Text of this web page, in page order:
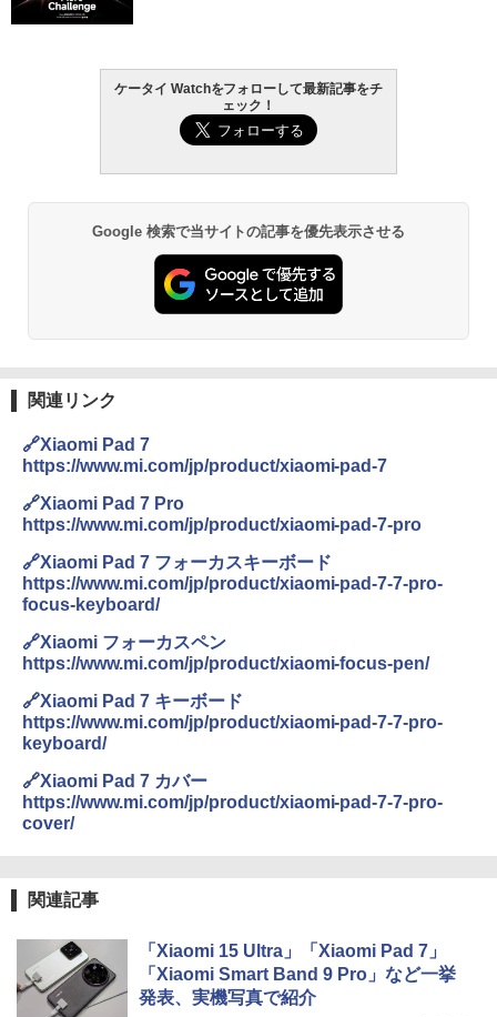
ケータイ Watchをフォローして最新記事をチ
ェック！
Google 検索で当サイトの記事を優先表示させる
関連リンク
🔗Xiaomi Pad 7
https://www.mi.com/jp/product/xiaomi-pad-7
🔗Xiaomi Pad 7 Pro
https://www.mi.com/jp/product/xiaomi-pad-7-pro
🔗Xiaomi Pad 7 フォーカスキーボード
https://www.mi.com/jp/product/xiaomi-pad-7-7-pro-
focus-keyboard/
🔗Xiaomi フォーカスペン
https://www.mi.com/jp/product/xiaomi-focus-pen/
🔗Xiaomi Pad 7 キーボード
https://www.mi.com/jp/product/xiaomi-pad-7-7-pro-
keyboard/
🔗Xiaomi Pad 7 カバー
https://www.mi.com/jp/product/xiaomi-pad-7-7-pro-
cover/
関連記事
「Xiaomi 15 Ultra」「Xiaomi Pad 7」
「Xiaomi Smart Band 9 Pro」など一挙
発表、実機写真で紹介